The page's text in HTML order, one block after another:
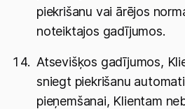
piekrišanu vai ārējos
noteiktajos gadījumos.
Atsevišķos gadījumos,
sniegt piekrišanu
pieņemšanai, Klientam